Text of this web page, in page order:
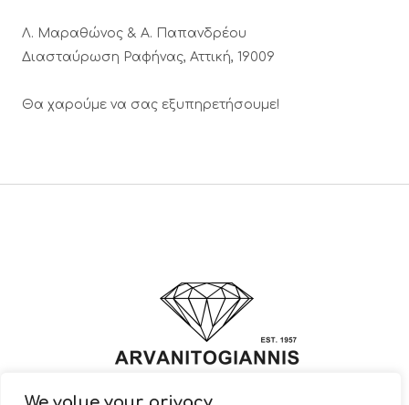
Λ. Μαραθώνος & A. Παπανδρέου
Διασταύρωση Ραφήνας, Αττική, 19009
Θα χαρούμε να σας εξυπηρετήσουμε!